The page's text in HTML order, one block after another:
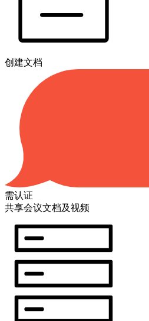
创建文档
需认证
共享会议文档及视频